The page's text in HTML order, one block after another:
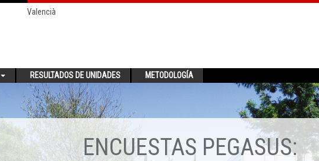
Valencià
RESULTADOS DE UNIDADES METODOLOGÍA
ENCUESTAS PEGASUS: